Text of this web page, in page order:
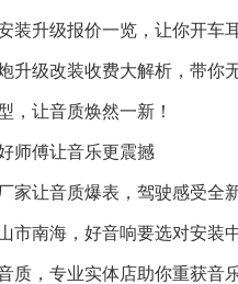
装升级报价一览，让你开车
升级改装收费大解析，带你
，让音质焕然一新！
师傅让音乐更震撼
家让音质爆表，驾驶感受全
市南海，好音响要选对安装
质，专业实体店助你重获音